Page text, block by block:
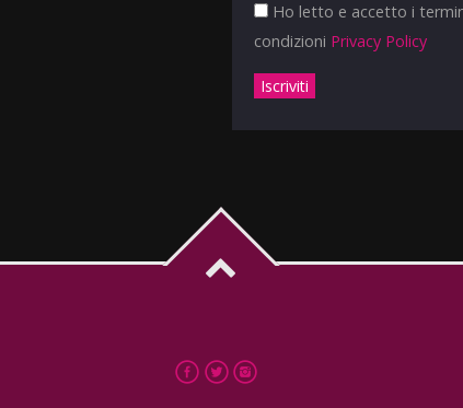
Ho letto e accetto i
condizioni Privacy Policy